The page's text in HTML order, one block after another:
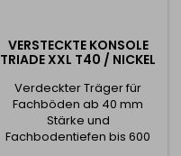
VERSTECKTE KONSOLE
TRIADE XXL T40 / NICKEL
Verdeckter Träger für
Fachböden ab 40 mm
Stärke und
Fachbodentiefen bis 600